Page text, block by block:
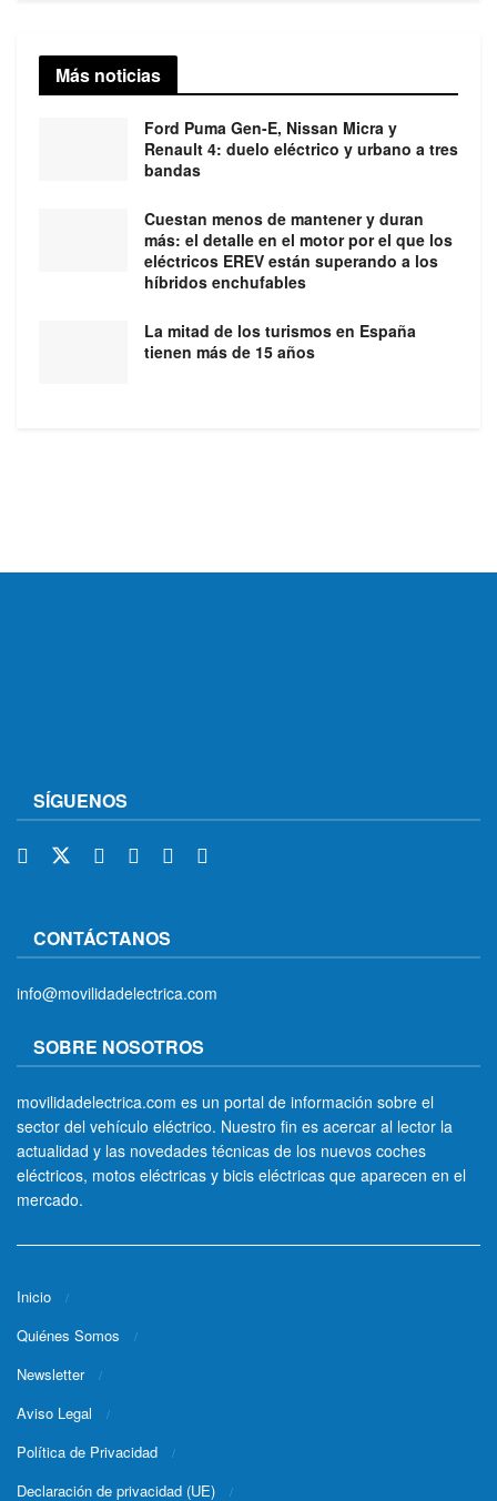
Más noticias
Ford Puma Gen-E, Nissan Micra y
Renault 4: duelo eléctrico y urbano a tres
bandas
Cuestan menos de mantener y duran
más: el detalle en el motor por el que los
eléctricos EREV están superando a los
híbridos enchufables
La mitad de los turismos en España
tienen más de 15 años
SÍGUENOS
CONTÁCTANOS
info@movilidadelectrica.com
SOBRE NOSOTROS
movilidadelectrica.com es un portal de información sobre el
sector del vehículo eléctrico. Nuestro fin es acercar al lector la
actualidad y las novedades técnicas de los nuevos coches
eléctricos, motos eléctricas y bicis eléctricas que aparecen en el
mercado.
Inicio
Quiénes Somos
Newsletter
Aviso Legal
Política de Privacidad
Declaración de privacidad (UE)